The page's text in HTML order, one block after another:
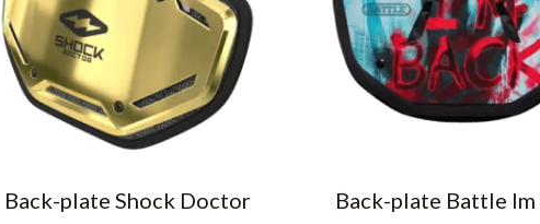
Back-plate Shock Doctor
Back-plate Battle Im